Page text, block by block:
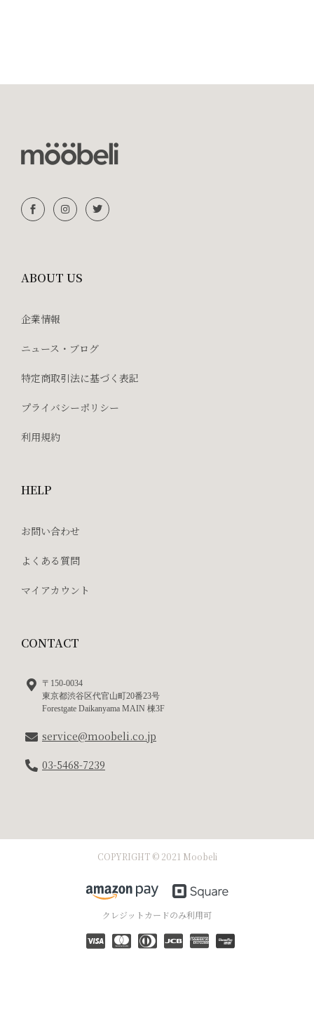
ABOUT US
企業情報
ニュース・ブログ
特定商取引法に基づく表記
プライバシーポリシー
利用規約
HELP
お問い合わせ
よくある質問
マイアカウント
CONTACT
〒150-0034
東京都渋谷区代官山町20番23号
Forestgate Daikanyama MAIN 棟3F
service@moobeli.co.jp
03-5468-7239
COPYRIGHT © 2021 Moobeli
クレジットカードのみ利用可